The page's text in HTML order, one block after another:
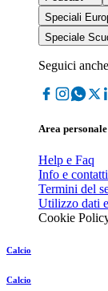
Speciali
Speciale
Seguici
Area personale
Help e Faq
Info e contatti
Termini del
Utilizzo dati
Cookie
Calcio
Calcio